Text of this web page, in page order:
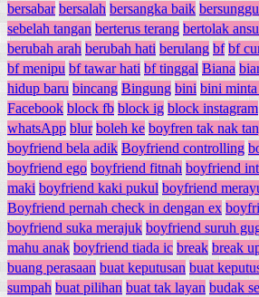
bersabar bersalah bersangka baik
sebelah tangan berterus terang bertolak
berubah arah berubah hati berulang bf bf
bf menipu bf tawar hati bf tinggal Biana
hidup baru bincang Bingung bini bini minta
Facebook block fb block ig block instagram
whatsApp blur boleh ke boyfren tak nak
boyfriend bela adik Boyfriend controlling
boyfriend ego boyfriend fitnah boyfriend
maki boyfriend kaki pukul boyfriend
Boyfriend pernah check in dengan ex
boyfriend suka merajuk boyfriend suruh
mahu anak boyfriend tiada ic break break
buang perasaan buat keputusan buat
sumpah buat pilihan buat tak layan budak